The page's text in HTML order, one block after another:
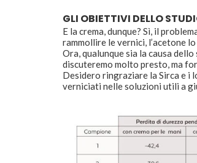
GLI OBIETTIVI DELLO
E la crema, dunque? Sì, il
rammollire le vernici, l’acetone lo
Ora, qualunque sia la causa
discuteremo molto presto, ma
Desidero ringraziare la Sirca e i
verniciati nelle soluzioni utili a